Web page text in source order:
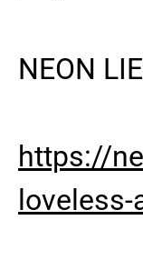
NEON
https://
loveless-